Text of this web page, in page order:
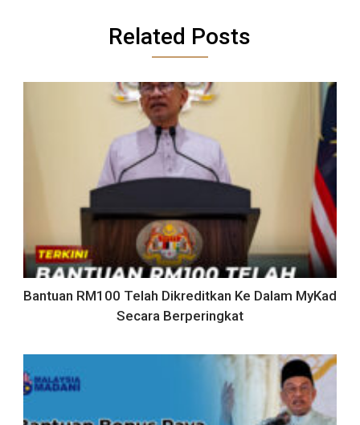
Related Posts
Bantuan RM100 Telah Dikreditkan Ke Dalam MyKad
Secara Berperingkat